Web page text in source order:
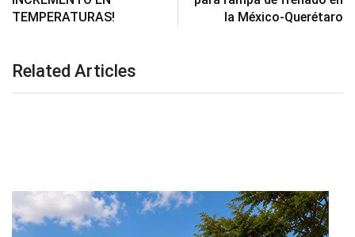
TEMPERATURAS!
la México-Querétaro
Related Articles